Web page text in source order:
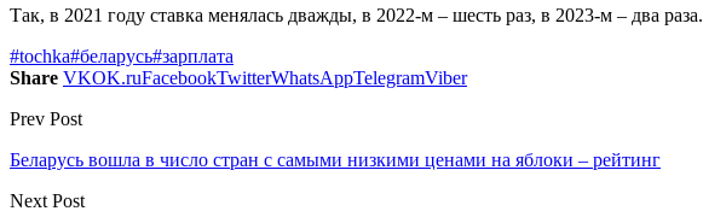
Так, в 2021 году ставка менялась дважды, в 2022-м – шесть раз, в 2023-м – два раза.
#tochka#беларусь#зарплата
Share VKOK.ruFacebookTwitterWhatsAppTelegramViber
Prev Post
Беларусь вошла в число стран с самыми низкими ценами на яблоки – рейтинг
Next Post